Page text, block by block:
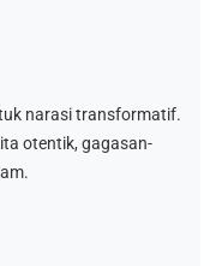
narasi transformatif.
otentik, gagasan-